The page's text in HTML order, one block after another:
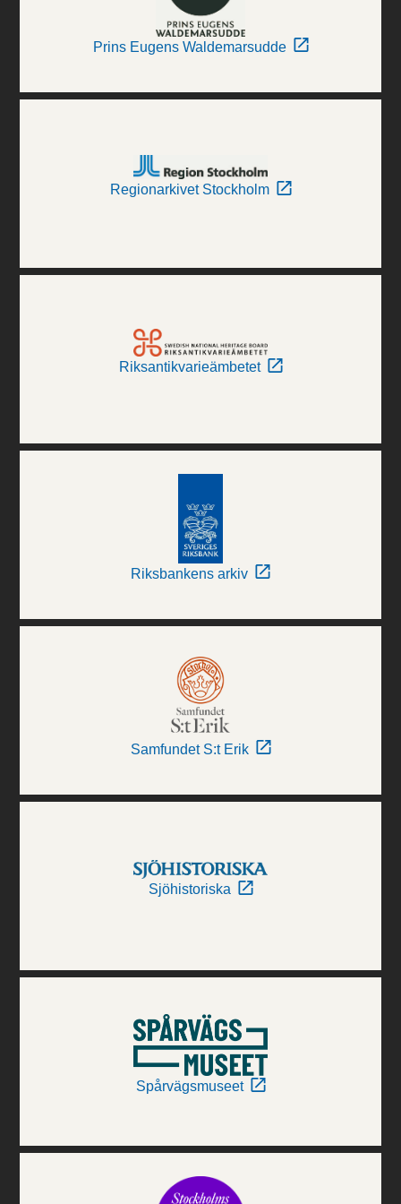
Prins Eugens Waldemarsudde
Regionarkivet Stockholm
Riksantikvarieämbetet
Riksbankens arkiv
Samfundet S:t Erik
Sjöhistoriska
Spårvägsmuseet